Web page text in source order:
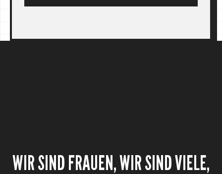
WIR SIND FRAUEN, WIR SIND VIELE,